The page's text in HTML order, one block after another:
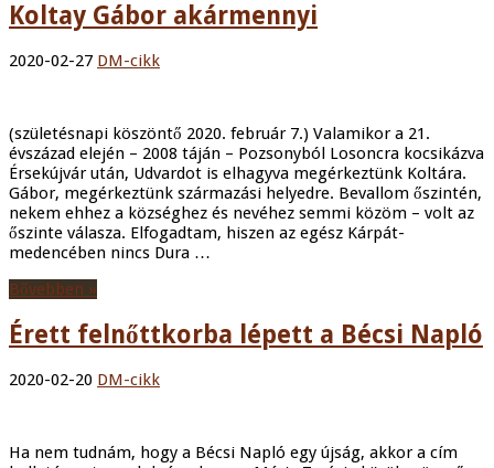
Koltay Gábor akármennyi
2020-02-27 DM-cikk
(születésnapi köszöntő 2020. február 7.) Valamikor a 21.
évszázad elején – 2008 táján – Pozsonyból Losoncra kocsikázva
Érsekújvár után, Udvardot is elhagyva megérkeztünk Koltára.
Gábor, megérkeztünk származási helyedre. Bevallom őszintén,
nekem ehhez a községhez és nevéhez semmi közöm – volt az
őszinte válasza. Elfogadtam, hiszen az egész Kárpát-
medencében nincs Dura …
Bővebben »
Érett felnőttkorba lépett a Bécsi Napló
2020-02-20 DM-cikk
Ha nem tudnám, hogy a Bécsi Napló egy újság, akkor a cím